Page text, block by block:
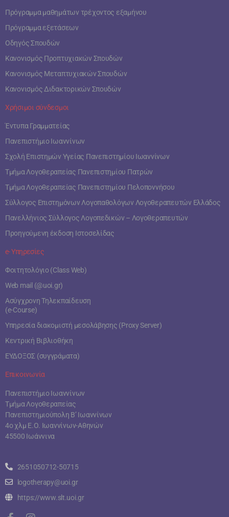
Πρόγραμμα μαθημάτων τρέχοντος εξαμήνου
Πρόγραμμα εξετάσεων
Οδηγός Σπουδών
Κανονισμός Προπτυχιακών Σπουδών
Κανονισμός Μεταπτυχιακών Σπουδών
Κανονισμός Διδακτορικών Σπουδών
Χρήσιμοι σύνδεσμοι
Έντυπα Γραμματείας
Πανεπιστήμιο Ιωαννίνων
Σχολή Επιστημών Υγείας Πανεπιστημίου Ιωαννίνων
Τμήμα Λογοθεραπείας Πανεπιστημίου Πατρών
Τμήμα Λογοθεραπείας Πανεπιστημίου Πελοποννήσου
Σύλλογος Επιστημόνων Λογοπαθολόγων Λογοθεραπευτών Ελλάδος
Πανελλήνιος Σύλλογος Λογοπεδικών – Λογοθεραπευτών
Προηγούμενη έκδοση Ιστοσελίδας
e- Υπηρεσίες
Φοιτητολόγιο (Class Web)
Web mail (@uoi.gr)
Ασύγχρονη Τηλεκπαίδευση
(e-Course)
Υπηρεσία διακομιστή μεσολάβησης (Proxy Server)
Κεντρική Βιβλιοθήκη
ΕΥΔΟΞΟΣ (συγγράματα)
Επικοινωνία
Πανεπιστήμιο Ιωαννίνων
Τμήμα Λογοθεραπείας
Πανεπιστημιούπολη Β’ Ιωαννίνων
4ο χλμ Ε.Ο. Ιωαννίνων-Αθηνών
45500 Ιωάννινα
2651050712-50715
logotherapy@uoi.gr
https://www.slt.uoi.gr